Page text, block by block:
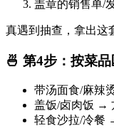
盖章的销售单/
真遇到抽查，拿出这
🍜 第4步：按菜
带汤面食/麻辣
盖饭/卤肉饭 →
轻食沙拉/冷餐